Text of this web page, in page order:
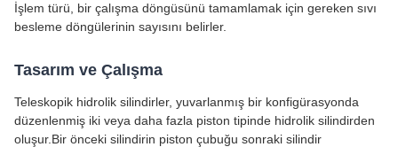
İşlem türü, bir çalışma döngüsünü tamamlamak için gereken sıvı
besleme döngülerinin sayısını belirler.
Tasarım ve Çalışma
Teleskopik hidrolik silindirler, yuvarlanmış bir konfigürasyonda
düzenlenmiş iki veya daha fazla piston tipinde hidrolik silindirden
oluşur.Bir önceki silindirin piston çubuğu sonraki silindir